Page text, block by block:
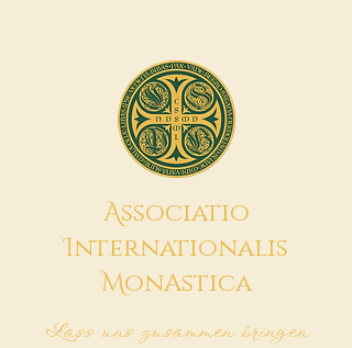
Associatio
Internationalis
MonAstica
Lass uns zusammen bringen